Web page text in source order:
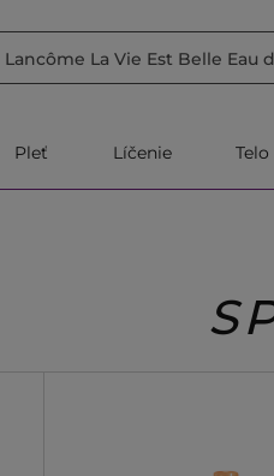
Pleť Líčenie Telo